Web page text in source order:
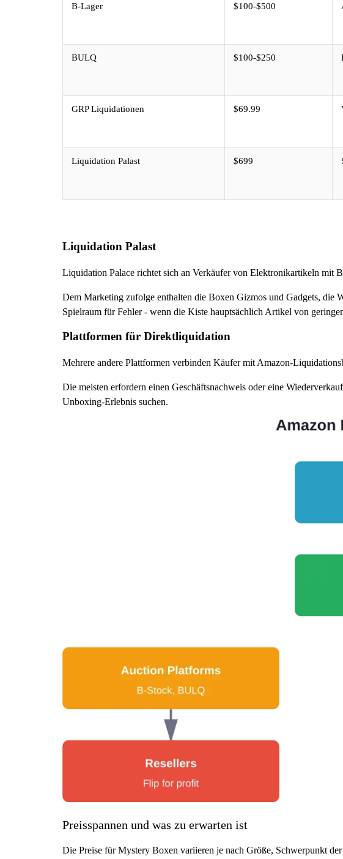
B-Lager $100-$500
BULQ $100-$250
GRP Liquidationen $69.99
Liquidation Palast $699
Liquidation Palast
Liquidation Palace richtet sich an Verkäufer von Elektronikartikeln mit
Dem Marketing zufolge enthalten die Boxen Gizmos und Gadgets, die
Spielraum für Fehler - wenn die Kiste hauptsächlich Artikel von
Plattformen für Direktliquidation
Mehrere andere Plattformen verbinden Käufer mit Amazon-
Die meisten erfordern einen Geschäftsnachweis oder eine
Unboxing-Erlebnis suchen.
Preisspannen und was zu erwarten ist
Die Preise für Mystery Boxen variieren je nach Größe, Schwerpunkt